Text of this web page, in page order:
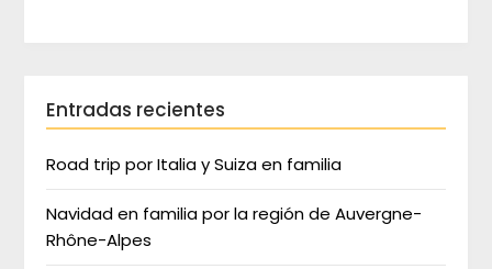
Entradas recientes
Road trip por Italia y Suiza en familia
Navidad en familia por la región de Auvergne-
Rhône-Alpes